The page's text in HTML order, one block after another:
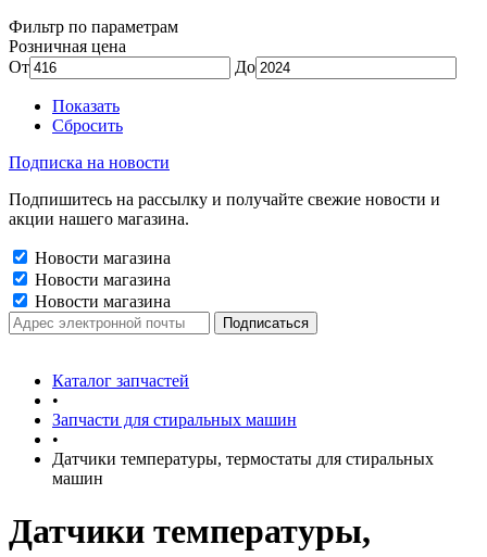
Фильтр по параметрам
Розничная цена
От
До
Показать
Сбросить
Подписка на новости
Подпишитесь на рассылку и получайте свежие новости и
акции нашего магазина.
Новости магазина
Новости магазина
Новости магазина
Каталог запчастей
•
Запчасти для стиральных машин
•
Датчики температуры, термостаты для стиральных
машин
Датчики температуры,